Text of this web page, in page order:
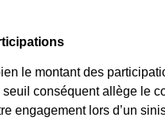
le montant des
seuil conséquent allège le
engagement lors d’un